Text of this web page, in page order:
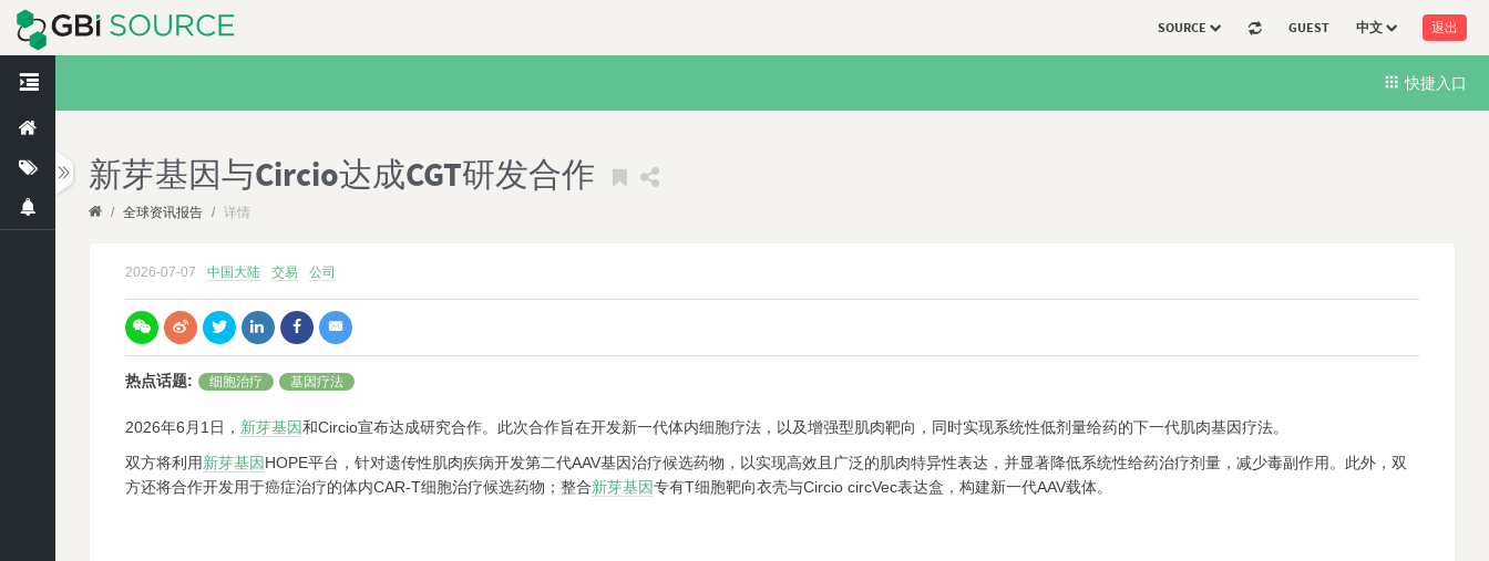
SOURCE GUEST 中文 退出
快捷入口
新芽基因与Circio达成CGT研发合作
/ 全球资讯报告 / 详情
2026-07-07 中国大陆 交易 公司
热点话题: 细胞治疗 基因疗法
2026年6月1日， 新芽基因和Circio宣布达成研究合作。此次合作旨在开发新一代体内细胞疗法，以及增强型肌肉靶向，同时实现系统性低剂量给药的下一代肌肉基因疗法。
双方将利用新芽基因HOPE平台，针对遗传性肌肉疾病开发第二代AAV基因治疗候选药物，以实现高效且广泛的肌肉特异性表达，并显著降低系统性给药治疗剂量，减少毒副作用。此外，双
方还将合作开发用于癌症治疗的体内CAR-T细胞治疗候选药物；整合新芽基因专有T细胞靶向衣壳与Circio circVec表达盒，构建新一代AAV载体。